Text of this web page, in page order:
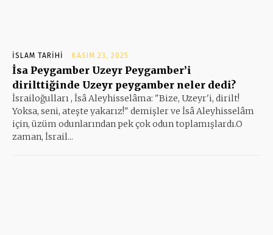
İSLAM TARIHI KASIM 23, 2025
İsa Peygamber Uzeyr Peygamber’i
dirilttiğinde Uzeyr peygamber neler dedi?
İsrailoğulları , İsâ Aleyhisselâma: "Bize, Uzeyr'i, dirilt!
Yoksa, seni, ateşte yakarız!" demişler ve İsâ Aleyhisselâm
için, üzüm odunlarından pek çok odun toplamışlardı.O
zaman, İsrail...